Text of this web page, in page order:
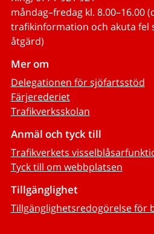
måndag–fredag kl. 8.00–16.00
trafikinformation och akuta fel
åtgärd)
Mer om
Delegationen för sjöfartsstöd
Färjerederiet
Trafikverksskolan
Anmäl och tyck till
Trafikverkets
Tyck till om webbplatsen
Tillgänglighet
Tillgänglighetsredogörelse för